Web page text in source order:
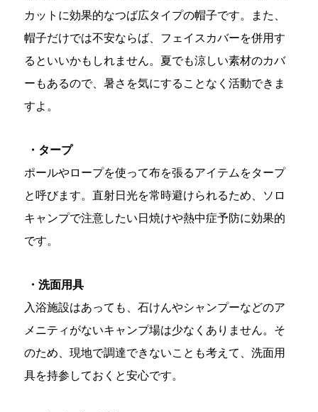
カットに効果的なつば広タイプの帽子です。また、
帽子だけでは不安ならば、フェイスカバーを併用す
るといいかもしれません。夏でも涼しい素材のカバ
ーもあるので、暑さを気にすることなく活動できま
すよ。
・タープ
ポールやロープを使って布を張るアイテムをタープ
と呼びます。直射日光を常時避けられるため、ソロ
キャンプで注意したい日焼けや熱中症予防に効果的
です。
・洗面用具
入浴施設はあっても、石けんやシャンプーなどのア
メニティがないキャンプ場は少なくありません。そ
のため、現地で調達できないことも考えて、洗面用
具を持参しておくと安心です。